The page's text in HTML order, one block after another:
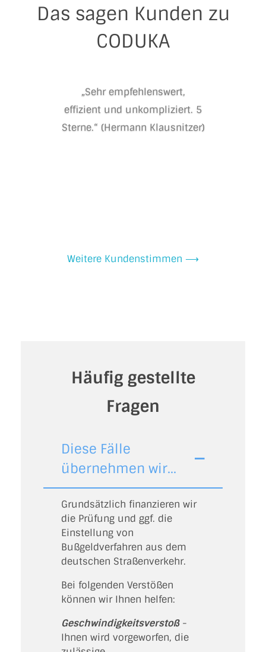
Das sagen Kunden zu
CODUKA
„Sehr empfehlenswert,
effizient und unkompliziert. 5
Sterne.“ (Hermann Klausnitzer)
Weitere Kundenstimmen ⟶
Häufig gestellte
Fragen
Diese Fälle
übernehmen wir...
Grundsätzlich finanzieren wir
die Prüfung und ggf. die
Einstellung von
Bußgeldverfahren aus dem
deutschen Straßenverkehr.
Bei folgenden Verstößen
können wir Ihnen helfen:
Geschwindigkeitsverstoß-
Ihnen wird vorgeworfen, die